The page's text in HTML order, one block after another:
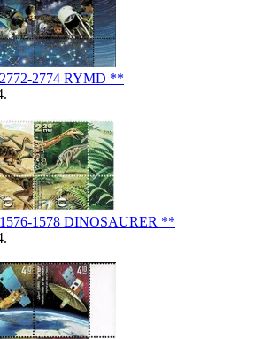
2774 RYMD **
.
1578 DINOSAURER **
.